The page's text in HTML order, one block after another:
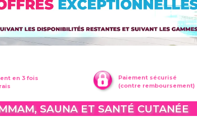
en 3 fois
Paiement sécurisé
(contre remboursement)
SAUNA ET SANTÉ CUTANÉE